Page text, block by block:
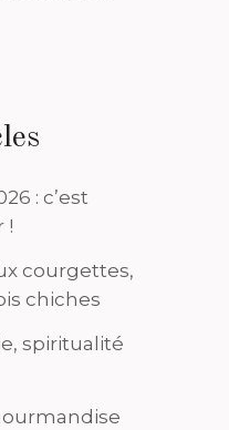
: c’est
!
courgettes,
chiches
spiritualité